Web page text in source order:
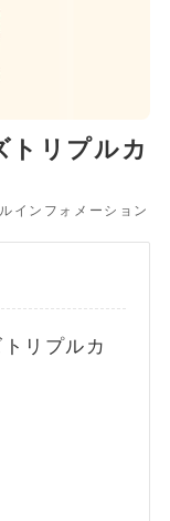
トリプルカ
インフォメーション
リプルカ